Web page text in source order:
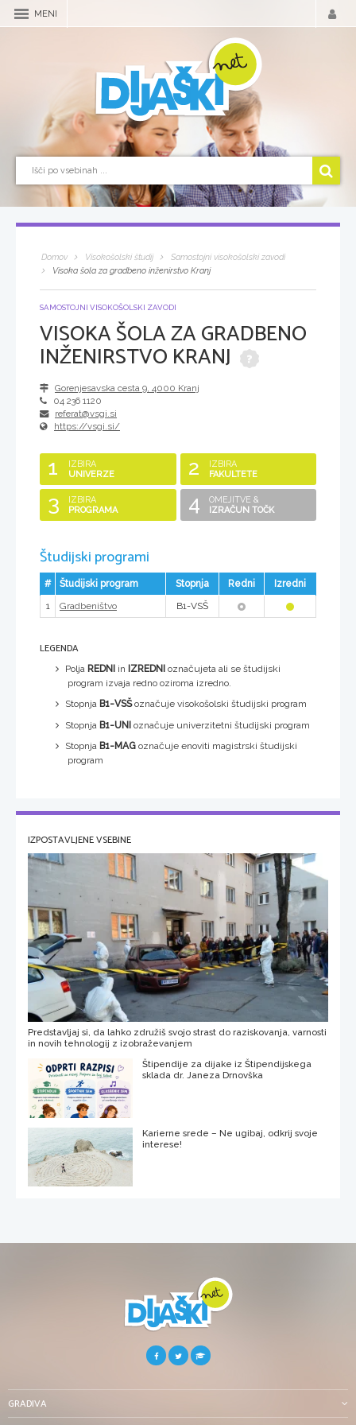
MENI
Domov Visokošolski študij
Samostojni visokošolski zavodi
Visoka šola za gradbeno inženirstvo Kranj
SAMOSTOJNI VISOKOŠOLSKI ZAVODI
VISOKA ŠOLA ZA GRADBENO
INŽENIRSTVO KRANJ
Gorenjesavska cesta 9, 4000 Kranj
04 236 1120
referat@vsgi.si
https://vsgi.si/
1
IZBIRA
UNIVERZE
2
IZBIRA
FAKULTETE
3
IZBIRA
PROGRAMA
4
OMEJITVE &
IZRAČUN TOČK
Študijski programi
# Študijski program Stopnja Redni
Izredni
1
Gradbeništvo B1-VSŠ
LEGENDA
Polja REDNI in IZREDNI označujeta ali se študijski
program izvaja redno oziroma izredno.
Stopnja B1-VSŠoznačuje visokošolski študijski program
Stopnja B1-UNI označuje univerzitetni študijski program
Stopnja B1-MAG označuje enoviti magistrski študijski
program
IZPOSTAVLJENE VSEBINE
Predstavljaj si, da lahko združiš svojo strast do raziskovanja, varnosti
in novih tehnologij z izobraževanjem
Štipendije za dijake iz Štipendijskega
sklada dr. Janeza Drnovška
Karierne srede – Ne ugibaj, odkrij svoje
interese!
GRADIVA